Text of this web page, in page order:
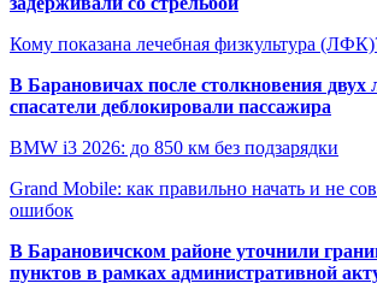
Кому показана лечебная физкультура
В Барановичах после столкновения двух
спасатели деблокировали пассажира
BMW i3 2026: до 850 км без подзарядки
Grand Mobile: как правильно начать и не
ошибок
В Барановичском районе уточнили
пунктов в рамках административной